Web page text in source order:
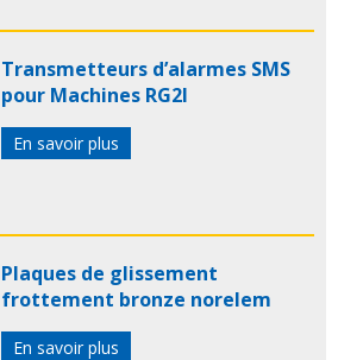
Transmetteurs d’alarmes SMS
pour Machines RG2I
En savoir plus
Plaques de glissement
frottement bronze norelem
En savoir plus